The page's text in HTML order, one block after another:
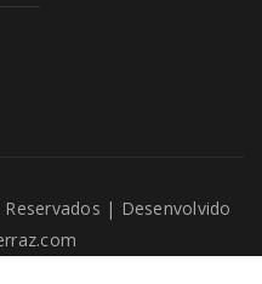
| Desenvolvido